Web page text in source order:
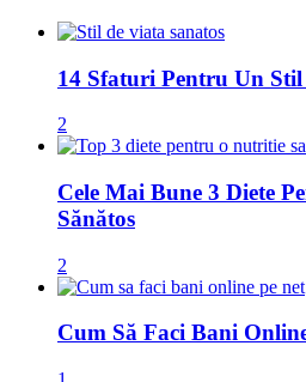
14 Sfaturi Pentru Un Stil
2
Cele Mai Bune 3 Diete
Sănătos
2
Cum Să Faci Bani